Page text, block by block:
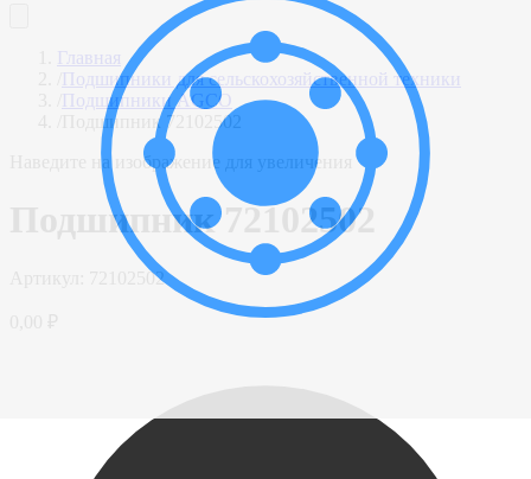
Главная
Подшипники для сельскохозяйственной техники
Подшипники AGCO
Подшипник 72102502
Наведите на изображение для увеличения
Подшипник 72102502
72102502